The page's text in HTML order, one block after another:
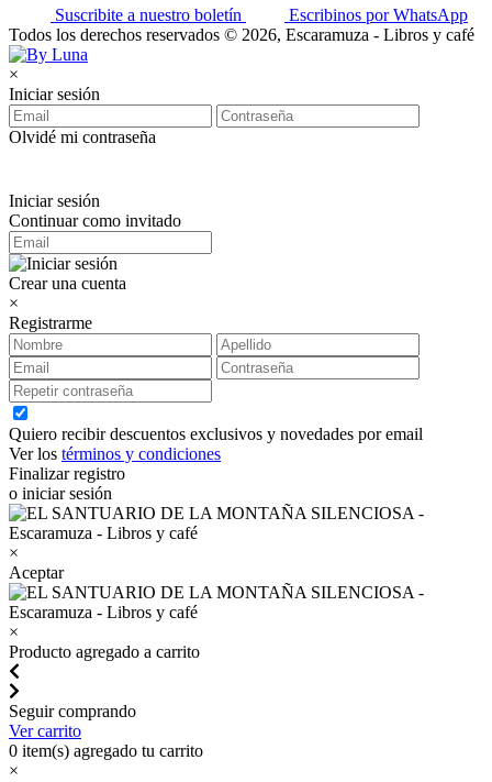
Suscribite a nuestro boletín
Escribinos por WhatsApp
Todos los derechos reservados © 2026, Escaramuza - Libros y café
×
Iniciar sesión
Olvidé mi contraseña
Iniciar sesión
Continuar como invitado
Crear una cuenta
×
Registrarme
Quiero recibir descuentos exclusivos y novedades por email
Ver los términos y condiciones
Finalizar registro
o iniciar sesión
×
Aceptar
×
Producto agregado a carrito
Seguir comprando
Ver carrito
0 item(s) agregado tu carrito
×